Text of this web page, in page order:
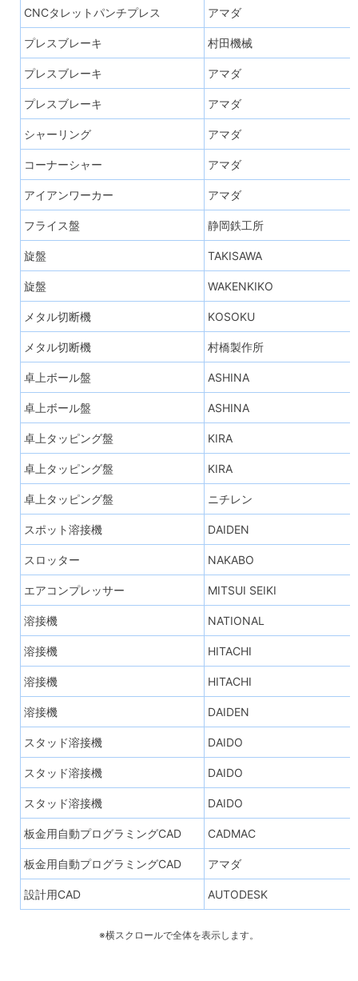
CNCタレットパンチプレス アマダ
プレスブレーキ 村田機械
プレスブレーキ アマダ
プレスブレーキ アマダ
シャーリング アマダ
コーナーシャー アマダ
アイアンワーカー アマダ
フライス盤 静岡鉄工所
旋盤 TAKISAWA
旋盤 WAKENKIKO
メタル切断機 KOSOKU
メタル切断機 村橋製作所
卓上ボール盤 ASHINA
卓上ボール盤 ASHINA
卓上タッピング盤 KIRA
卓上タッピング盤 KIRA
卓上タッピング盤 ニチレン
スポット溶接機 DAIDEN
スロッター NAKABO
エアコンプレッサー MITSUI SEIKI
溶接機 NATIONAL
溶接機 HITACHI
溶接機 HITACHI
溶接機 DAIDEN
スタッド溶接機 DAIDO
スタッド溶接機 DAIDO
スタッド溶接機 DAIDO
板金用自動プログラミングCAD CADMAC
板金用自動プログラミングCAD アマダ
設計用CAD AUTODESK
※横スクロールで全体を表示します。